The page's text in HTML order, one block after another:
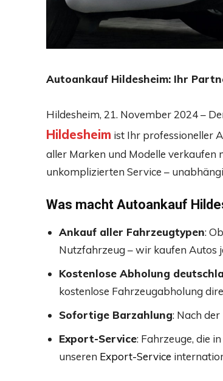
Autoankauf Hildesheim: Ihr
Hildesheim, 21. November 2024 –
Hildesheim ist Ihr professioneller
aller Marken und Modelle verkaufen
unkomplizierten Service –
Was macht Autoankauf
Ankauf aller Fahrzeugtypen:
Nutzfahrzeug – wir kaufen Autos
Kostenlose Abholung
kostenlose Fahrzeugabholung
Sofortige Barzahlung: Nach
Export-Service: Fahrzeuge, die
unseren Export-Service